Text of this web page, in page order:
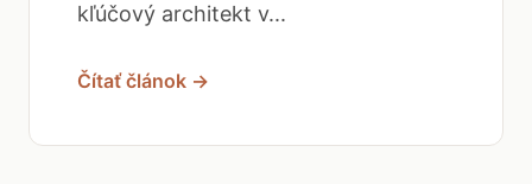
kľúčový architekt v...
Čítať článok →